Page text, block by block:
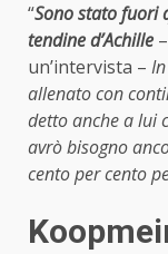
“Sono stato fuori
tendine d’Achille
un’intervista –
allenato con
detto anche a lui
avrò bisogno
cento per cento